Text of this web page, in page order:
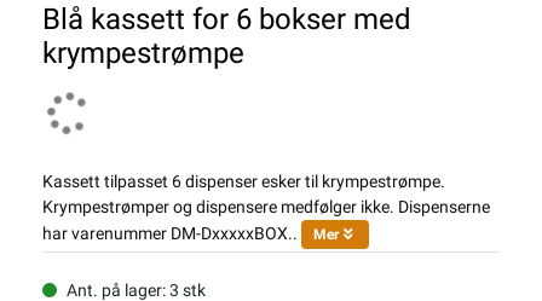
Blå kassett for 6 bokser med
krympestrømpe
Kassett tilpasset 6 dispenser esker til krympestrømpe.
Krympestrømper og dispensere medfølger ikke. Dispenserne
har varenummer DM-DxxxxxBOX..
Mer
Ant. på lager: 3 stk